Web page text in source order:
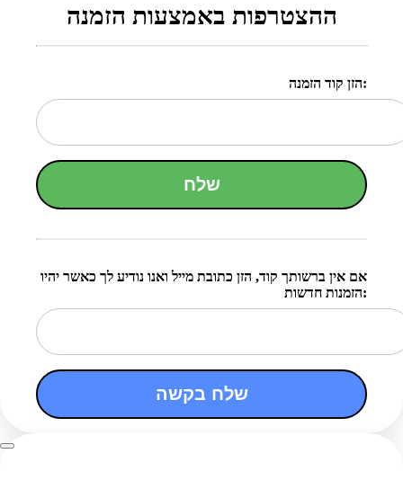
ההצטרפות באמצעות הזמנה
הזן קוד הזמנה:
שלח
אם אין ברשותך קוד, הזן כתובת מייל ואנו נודיע לך כאשר יהיו
הזמנות חדשות:
שלח בקשה